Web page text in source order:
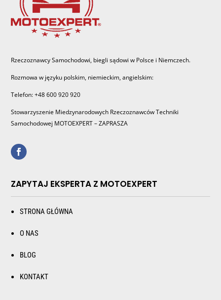
Rzeczoznawcy Samochodowi, biegli sądowi w Polsce i Niemczech.
Rozmowa w języku polskim, niemieckim, angielskim:
Telefon: +48 600 920 920
Stowarzyszenie Miedzynarodowych Rzeczoznawców Techniki
Samochodowej MOTOEXPERT – ZAPRASZA
ZAPYTAJ EKSPERTA Z MOTOEXPERT
STRONA GŁÓWNA
O NAS
BLOG
KONTAKT